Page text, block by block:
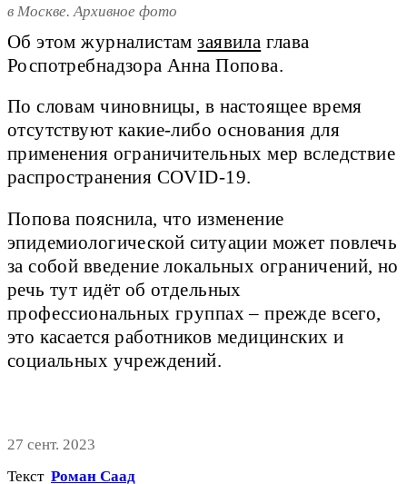
в Москве. Архивное фото
Об этом журналистамзаявила глава
Роспотребнадзора Анна Попова.
По словам чиновницы, в настоящее время
отсутствуют какие-либо основания для
применения ограничительных мер вследствие
распространения COVID-19.
Попова пояснила, что изменение
эпидемиологической ситуации может повлечь
за собой введение локальных ограничений, но
речь тут идёт об отдельных
профессиональных группах – прежде всего,
это касается работников медицинских и
социальных учреждений.
27 сент. 2023
Текст Роман Саад